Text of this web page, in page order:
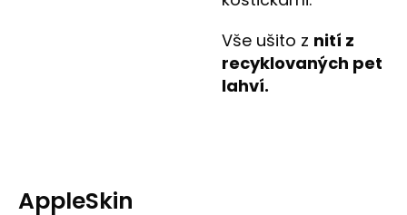
Vše ušito z nití z
recyklovaných pet
lahví.
AppleSkin